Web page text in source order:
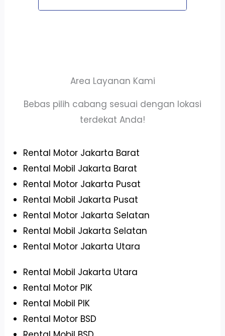
Area Layanan Kami
Bebas pilih cabang sesuai dengan lokasi
terdekat Anda!
Rental Motor Jakarta Barat
Rental Mobil Jakarta Barat
Rental Motor Jakarta Pusat
Rental Mobil Jakarta Pusat
Rental Motor Jakarta Selatan
Rental Mobil Jakarta Selatan
Rental Motor Jakarta Utara
Rental Mobil Jakarta Utara
Rental Motor PIK
Rental Mobil PIK
Rental Motor BSD